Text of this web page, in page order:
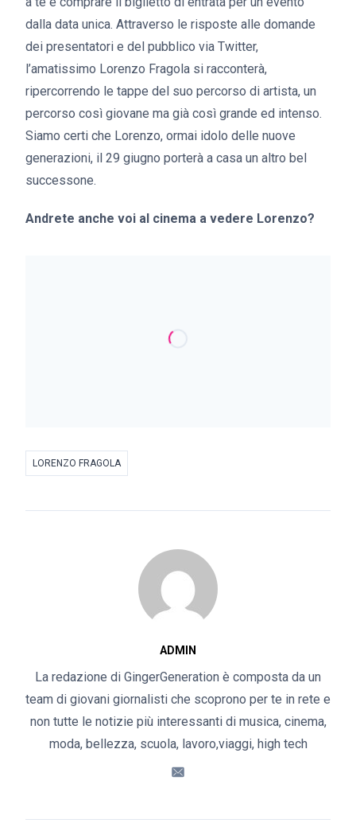
dalla data unica. Attraverso le risposte alle domande
dei presentatori e del pubblico via Twitter,
l’amatissimo Lorenzo Fragola si racconterà,
ripercorrendo le tappe del suo percorso di artista, un
percorso così giovane ma già così grande ed intenso.
Siamo certi che Lorenzo, ormai idolo delle nuove
generazioni, il 29 giugno porterà a casa un altro bel
successone.
Andrete anche voi al cinema a vedere Lorenzo?
LORENZO FRAGOLA
ADMIN
La redazione di GingerGeneration è composta da un
team di giovani giornalisti che scoprono per te in rete e
non tutte le notizie più interessanti di musica, cinema,
moda, bellezza, scuola, lavoro,viaggi, high tech